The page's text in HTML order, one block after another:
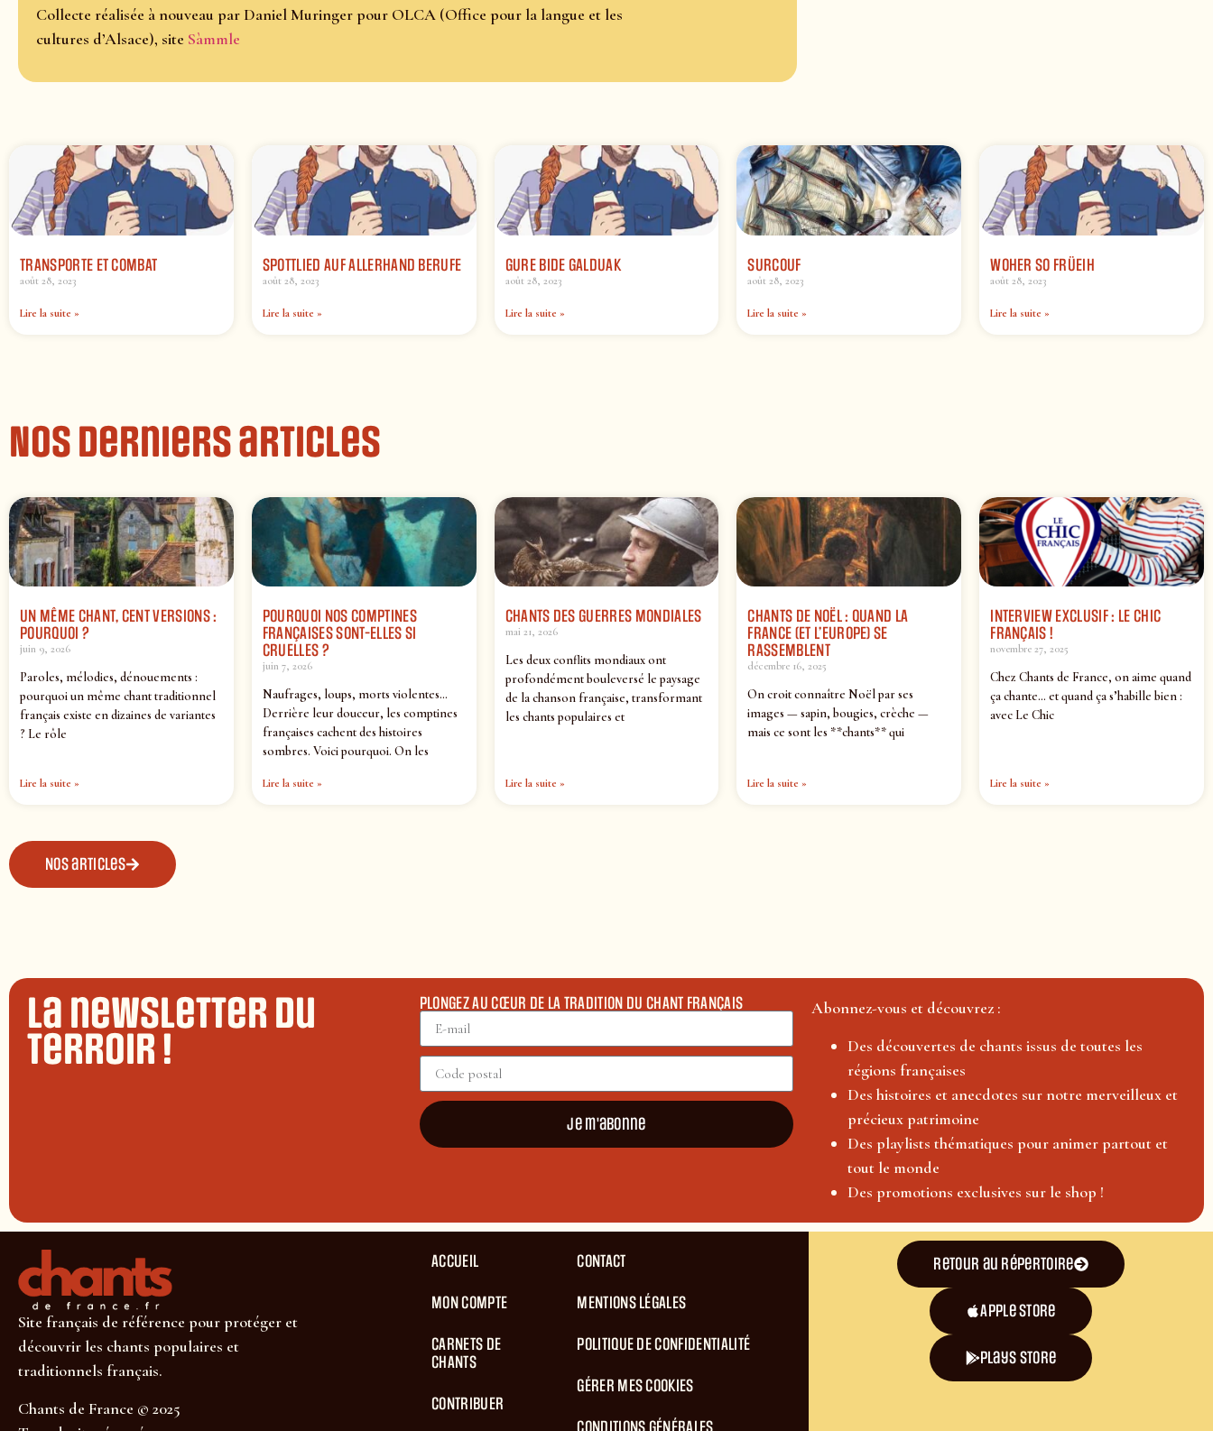
Collecte réalisée à nouveau par Daniel Muringer pour OLCA (Office pour la langue et les
cultures d’Alsace), site Sàmmle
TRANSPORTE ET COMBAT
août 28, 2023
Lire la suite »
SPOTTLIED AUF ALLERHAND BERUFE
août 28, 2023
Lire la suite »
GURE BIDE GALDUAK
août 28, 2023
Lire la suite »
SURCOUF
août 28, 2023
Lire la suite »
WOHER SO FRÜEIH
août 28, 2023
Lire la suite »
Nos derniers articles
UN MÊME CHANT, CENT VERSIONS :
POURQUOI ?
juin 9, 2026
Paroles, mélodies, dénouements :
pourquoi un même chant traditionnel
français existe en dizaines de variantes
? Le rôle
Lire la suite »
POURQUOI NOS COMPTINES
FRANÇAISES SONT-ELLES SI
CRUELLES ?
juin 7, 2026
Naufrages, loups, morts violentes…
Derrière leur douceur, les comptines
françaises cachent des histoires
sombres. Voici pourquoi. On les
Lire la suite »
CHANTS DES GUERRES MONDIALES
mai 21, 2026
Les deux conflits mondiaux ont
profondément bouleversé le paysage
de la chanson française, transformant
les chants populaires et
Lire la suite »
CHANTS DE NOËL : QUAND LA
FRANCE (ET L’EUROPE) SE
RASSEMBLENT
décembre 16, 2025
On croit connaître Noël par ses
images — sapin, bougies, crèche —
mais ce sont les **chants** qui
Lire la suite »
INTERVIEW EXCLUSIF : LE CHIC
FRANÇAIS !
novembre 27, 2025
Chez Chants de France, on aime quand
ça chante… et quand ça s’habille bien :
avec Le Chic
Lire la suite »
Nos articles
La newsletter du
terroir !
PLONGEZ AU CŒUR DE LA TRADITION DU CHANT FRANÇAIS
Je m'abonne
Abonnez-vous et découvrez :
Des découvertes de chants issus de toutes les
régions françaises
Des histoires et anecdotes sur notre merveilleux et
précieux patrimoine
Des playlists thématiques pour animer partout et
tout le monde
Des promotions exclusives sur le shop !
Site français de référence pour protéger et
découvrir les chants populaires et
traditionnels français.
Chants de France © 2025
ACCUEIL
MON COMPTE
CARNETS DE
CHANTS
CONTRIBUER
CONTACT
MENTIONS LÉGALES
POLITIQUE DE CONFIDENTIALITÉ
GÉRER MES COOKIES
Retour au répertoire
Apple Store
plays store